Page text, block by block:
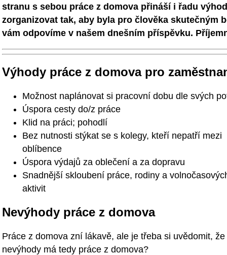
stranu s sebou práce z domova přináší i řadu
zorganizovat tak, aby byla pro člověka skutečným
vám odpovíme v našem dnešním příspěvku.
Výhody práce z domova pro
Možnost naplánovat si pracovní dobu dle svých
Úspora cesty do/z práce
Klid na práci; pohodlí
Bez nutnosti stýkat se s kolegy, kteří nepatří mezi
oblíbence
Úspora výdajů za oblečení a za dopravu
Snadnější skloubení práce, rodiny a
aktivit
Nevýhody práce z domova
Práce z domova zní lákavě, ale je třeba si uvědomit,
nevýhody má tedy práce z domova?